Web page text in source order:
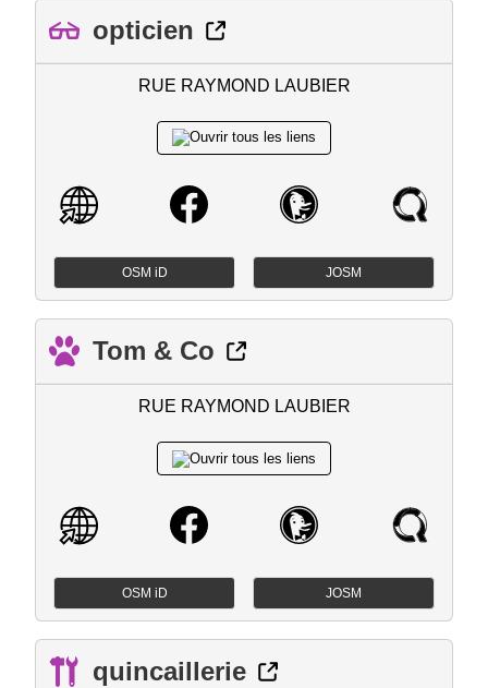
opticien
RUE RAYMOND LAUBIER
OSM iD JOSM
Tom & Co
RUE RAYMOND LAUBIER
OSM iD JOSM
quincaillerie